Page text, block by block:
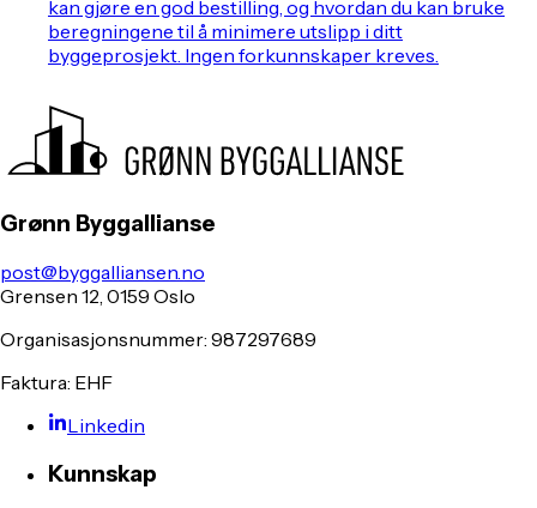
kan gjøre en god bestilling, og hvordan du kan bruke
beregningene til å minimere utslipp i ditt
byggeprosjekt. Ingen forkunnskaper kreves.
Grønn Byggallianse
post@byggalliansen.no
Grensen 12, 0159 Oslo
Organisasjonsnummer: 987297689
Faktura: EHF
Linkedin
Kunnskap